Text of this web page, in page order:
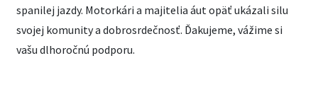
spanilej jazdy. Motorkári a majitelia áut opäť ukázali silu
svojej komunity a dobrosrdečnosť. Ďakujeme, vážime si
vašu dlhoročnú podporu.